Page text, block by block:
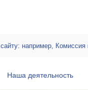
Наша деятельность